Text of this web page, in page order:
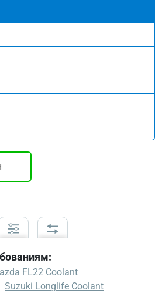
FL22 Coolant
Suzuki Longlife Coolant